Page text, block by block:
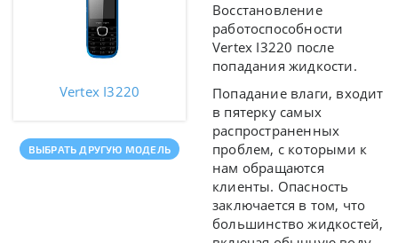
Vertex I3220
ВЫБРАТЬ ДРУГУЮ МОДЕЛЬ
Восстановление
работоспособности
Vertex I3220 после
попадания жидкости.
Попадание влаги, входит
в пятерку самых
распространенных
проблем, с которыми к
нам обращаются
клиенты. Опасность
заключается в том, что
большинство жидкостей,